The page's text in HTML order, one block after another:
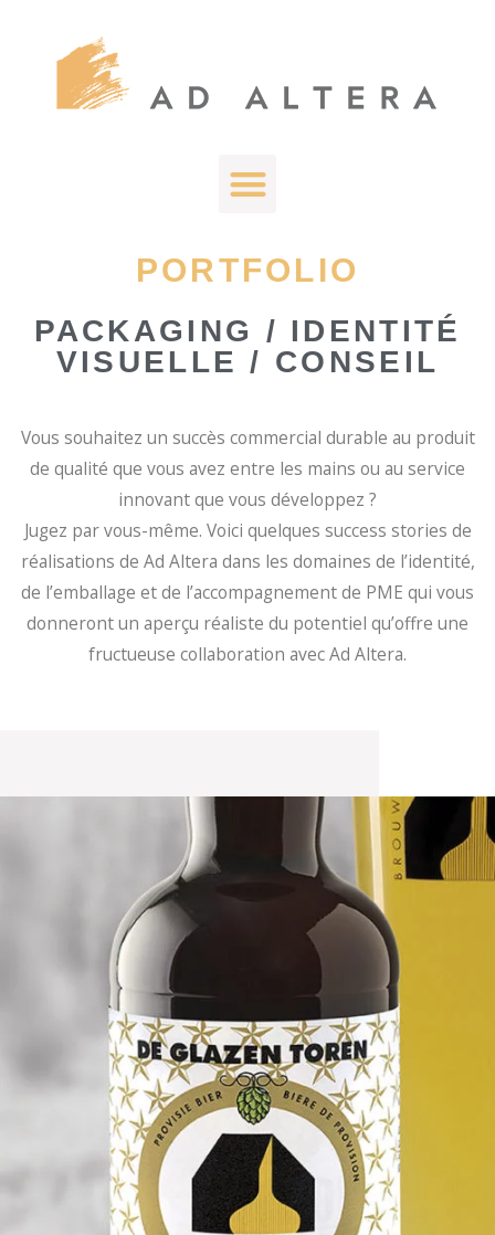
PORTFOLIO
PACKAGING / IDENTITÉ
VISUELLE / CONSEIL
Vous souhaitez un succès commercial durable au produit
de qualité que vous avez entre les mains ou au service
innovant que vous développez ?
Jugez par vous-même. Voici quelques success stories de
réalisations de Ad Altera dans les domaines de l’identité,
de l’emballage et de l’accompagnement de PME qui vous
donneront un aperçu réaliste du potentiel qu’offre une
fructueuse collaboration avec Ad Altera.